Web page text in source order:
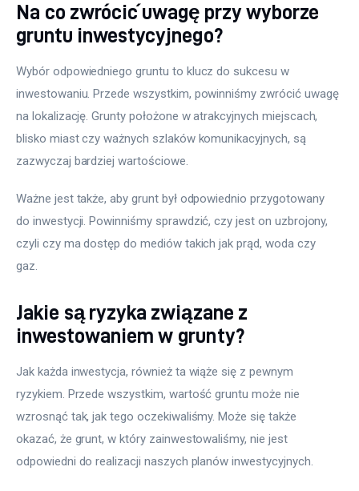
Na co zwrócić uwagę przy wyborze
gruntu inwestycyjnego?
Wybór odpowiedniego gruntu to klucz do sukcesu w
inwestowaniu. Przede wszystkim, powinniśmy zwrócić uwagę
na lokalizację. Grunty położone w atrakcyjnych miejscach,
blisko miast czy ważnych szlaków komunikacyjnych, są
zazwyczaj bardziej wartościowe.
Ważne jest także, aby grunt był odpowiednio przygotowany
do inwestycji. Powinniśmy sprawdzić, czy jest on uzbrojony,
czyli czy ma dostęp do mediów takich jak prąd, woda czy
gaz.
Jakie są ryzyka związane z
inwestowaniem w grunty?
Jak każda inwestycja, również ta wiąże się z pewnym
ryzykiem. Przede wszystkim, wartość gruntu może nie
wzrosnąć tak, jak tego oczekiwaliśmy. Może się także
okazać, że grunt, w który zainwestowaliśmy, nie jest
odpowiedni do realizacji naszych planów inwestycyjnych.